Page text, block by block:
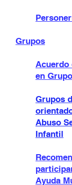
Grupos
Acuerdo
en
Grupos
Abuso
Infantil
Ayuda